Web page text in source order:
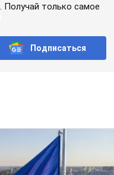
Получай только самое
Подписаться